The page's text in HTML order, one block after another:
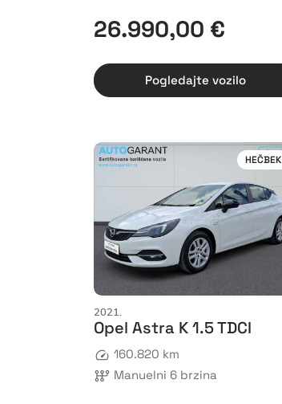
26.990,00 €
Pogledajte vozilo
HEČBEK
2021.
Opel Astra K 1.5 TDCI
160.820 km
Manuelni 6 brzina